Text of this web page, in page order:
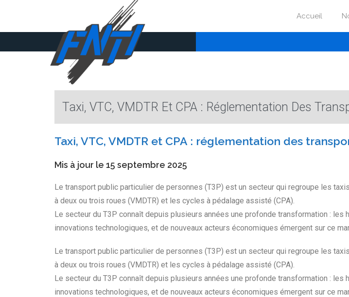
Accueil
Taxi, VTC, VMDTR Et CPA : Réglementation Des
Taxi, VTC, VMDTR et CPA : réglementation des
Mis à jour le 15 septembre 2025
Le transport public particulier de personnes (T3P) est un secteur qui regroupe les
à deux ou trois roues (VMDTR) et les cycles à pédalage assisté (CPA).
Le secteur du T3P connaît depuis plusieurs années une profonde transformation :
innovations technologiques, et de nouveaux acteurs économiques émergent sur ce
Le transport public particulier de personnes (T3P) est un secteur qui regroupe les
à deux ou trois roues (VMDTR) et les cycles à pédalage assisté (CPA).
Le secteur du T3P connaît depuis plusieurs années une profonde transformation :
innovations technologiques, et de nouveaux acteurs économiques émergent sur ce